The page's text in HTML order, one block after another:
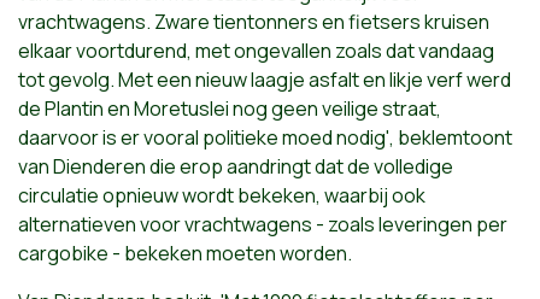
vrachtwagens. Zware tientonners en fietsers kruisen
elkaar voortdurend, met ongevallen zoals dat vandaag
tot gevolg. Met een nieuw laagje asfalt en likje verf werd
de Plantin en Moretuslei nog geen veilige straat,
daarvoor is er vooral politieke moed nodig', beklemtoont
van Dienderen die erop aandringt dat de volledige
circulatie opnieuw wordt bekeken, waarbij ook
alternatieven voor vrachtwagens - zoals leveringen per
cargobike - bekeken moeten worden.